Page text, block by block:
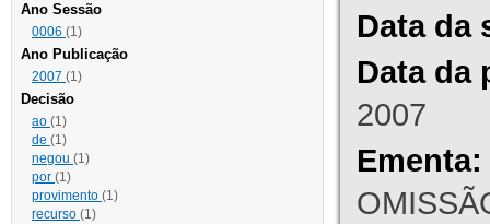
Ano Sessão
0006 (1)
Ano Publicação
2007 (1)
Decisão
ao (1)
de (1)
negou (1)
por (1)
provimento (1)
recurso (1)
Data da
Data da
2007
Ementa: